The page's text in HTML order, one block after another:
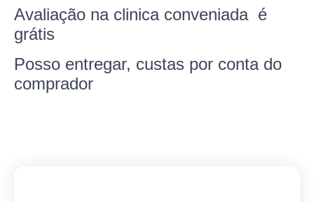
Avaliação na clinica conveniada é
grátis
Posso entregar, custas por conta do
comprador